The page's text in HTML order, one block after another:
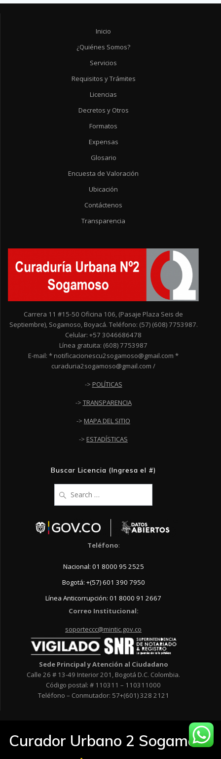
Inicio
¿Quiénes Somos?
Servicios
Requisitos y Trámites
Licencias
Decretos y Otros
Formatos
Expensas
Glosario
Encuesta de Valoración
Ubicación
Contáctenos
Transparencia
Carrera 11 #15-50 Oficina 106, (Pasaje Plaza Seis de
Septiembre), Sogamoso, Boyacá. Teléfono: (57) (608) 7753987.
Celular: +57 3046686478
Línea gratuita: (608) 7753987
E-mail: * notificacionescu2sogamoso@gmail.com *
curaduria2sogamoso@gmail.com /
-> POLÍTICAS
-> TRANSPARENCIA
-> MAPA DEL SITIO
-> ESTADÍSTICAS
Buscar Licencia (Ingresa el #)
for:
Teléfono:
Nacional: 01 8000 95 2525
Bogotá: +(57) 601 390 7950
Línea Anticorrupción: 01 8000 91 2667
Correo Institucional:
soporteccc@mintic.gov.co
Sede Principal y Atención al Ciudadano
Calle 26 # 13-49 Interior 201, Bogotá D.C. Colombia.
Código postal: # 110311 – 110311000
Teléfono – Conmutador: 57+(601) 328 2121
Curador Urbano 2 Sogamoso